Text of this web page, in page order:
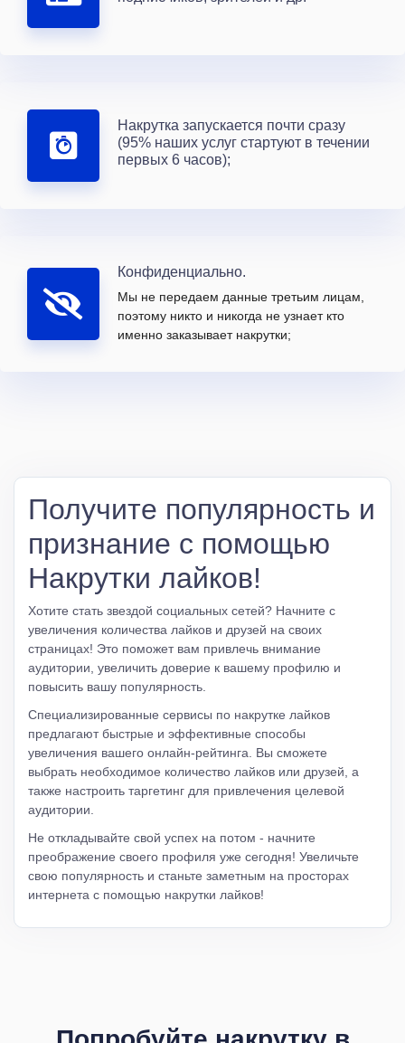
Накрутка запускается почти сразу
(95% наших услуг стартуют в течении
первых 6 часов);
Конфиденциально.
Мы не передаем данные третьим лицам,
поэтому никто и никогда не узнает кто
именно заказывает накрутки;
Получите популярность и
признание с помощью
Накрутки лайков!
Хотите стать звездой социальных сетей? Начните с
увеличения количества лайков и друзей на своих
страницах! Это поможет вам привлечь внимание
аудитории, увеличить доверие к вашему профилю и
повысить вашу популярность.
Специализированные сервисы по накрутке лайков
предлагают быстрые и эффективные способы
увеличения вашего онлайн-рейтинга. Вы сможете
выбрать необходимое количество лайков или друзей, а
также настроить таргетинг для привлечения целевой
аудитории.
Не откладывайте свой успех на потом - начните
преображение своего профиля уже сегодня! Увеличьте
свою популярность и станьте заметным на просторах
интернета с помощью накрутки лайков!